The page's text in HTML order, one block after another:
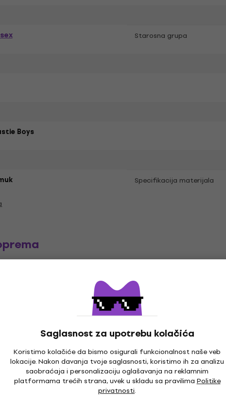
Saglasnost za upotrebu kolačića
Koristimo kolačiće da bismo osigurali funkcionalnost naše veb
lokacije. Nakon davanja tvoje saglasnosti, koristimo ih za analizu
saobraćaja i personalizaciju oglašavanja na reklamnim
platformama trećih strana, uvek u skladu sa pravilimaPolitike
privatnosti.
Starosna grupa
Boys
Specifikacija materijala
Muzika kačketi